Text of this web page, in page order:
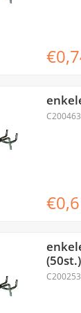
(50st.)